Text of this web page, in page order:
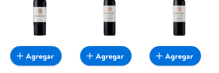
Agregar Agregar Agregar